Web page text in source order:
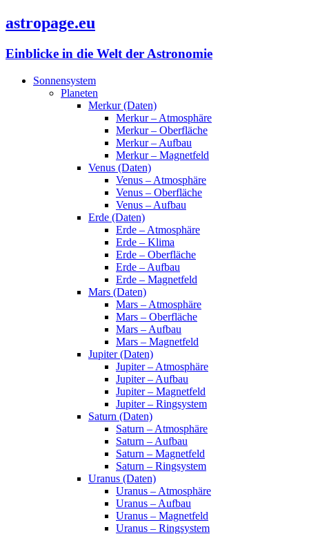
astropage.eu
Einblicke in die Welt der Astronomie
Sonnensystem
Planeten
Merkur (Daten)
Merkur – Atmosphäre
Merkur – Oberfläche
Merkur – Aufbau
Merkur – Magnetfeld
Venus (Daten)
Venus – Atmosphäre
Venus – Oberfläche
Venus – Aufbau
Erde (Daten)
Erde – Atmosphäre
Erde – Klima
Erde – Oberfläche
Erde – Aufbau
Erde – Magnetfeld
Mars (Daten)
Mars – Atmosphäre
Mars – Oberfläche
Mars – Aufbau
Mars – Magnetfeld
Jupiter (Daten)
Jupiter – Atmosphäre
Jupiter – Aufbau
Jupiter – Magnetfeld
Jupiter – Ringsystem
Saturn (Daten)
Saturn – Atmosphäre
Saturn – Aufbau
Saturn – Magnetfeld
Saturn – Ringsystem
Uranus (Daten)
Uranus – Atmosphäre
Uranus – Aufbau
Uranus – Magnetfeld
Uranus – Ringsystem